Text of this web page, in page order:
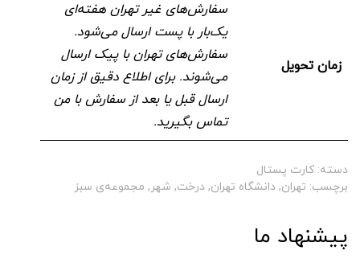
زمان تحویل
سفارش‌های غیر تهران هفته‌ای
یک‌بار با پست ارسال می‌شود.
سفارش‌های تهران با پیک ارسال
می‌شوند. برای اطلاع دقیق از زمان
ارسال قبل یا بعد از سفارش با من
تماس بگیرید.
دسته:کارت پستال
برچسب: تهران, دانشگاه تهران, درخت, شهر , مجموعه‌ی سبز
پیشنهاد ما